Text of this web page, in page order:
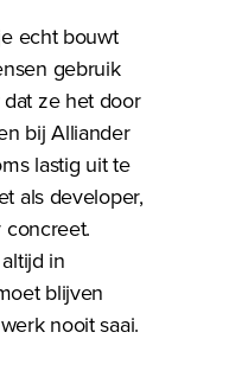
echt bouwt
gebruik
ze het door
bij Alliander
lastig uit te
als developer,
concreet.
in
blijven
nooit saai.